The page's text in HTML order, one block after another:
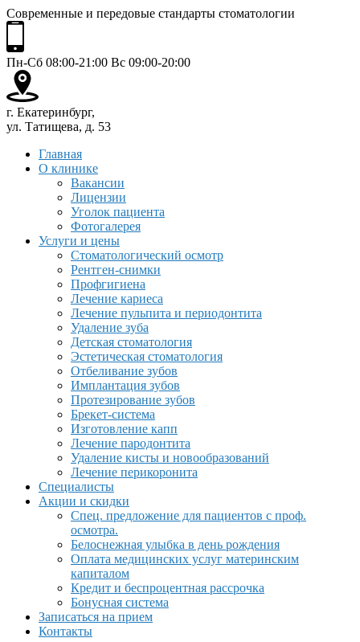
Современные и передовые стандарты стоматологии
Пн-Сб 08:00-21:00 Вс 09:00-20:00
г. Екатеринбург,
ул. Татищева, д. 53
Главная
О клинике
Вакансии
Лицензии
Уголок пациента
Фотогалерея
Услуги и цены
Стоматологический осмотр
Рентген-снимки
Профгигиена
Лечение кариеса
Лечение пульпита и периодонтита
Удаление зуба
Детская стоматология
Эстетическая стоматология
Отбеливание зубов
Имплантация зубов
Протезирование зубов
Брекет-система
Изготовление капп
Лечение пародонтита
Удаление кисты и новообразований
Лечение перикоронита
Специалисты
Акции и скидки
Спец. предложение для пациентов с проф.
осмотра.
Белоснежная улыбка в день рождения
Оплата медицинских услуг материнским
капиталом
Кредит и беспроцентная рассрочка
Бонусная система
Записаться на прием
Контакты